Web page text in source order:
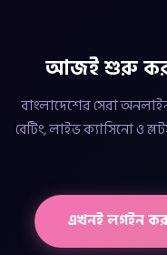
আজই শুরু
বাংলাদেশের সেরা
বেটিং, লাইভ ক্যাসিনো ও
এখনই লগইন